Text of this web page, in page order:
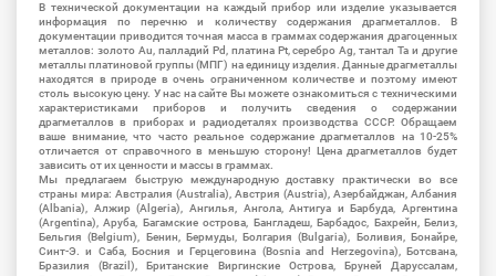
В технической документации на каждый прибор или изделие указывается
информация по перечню и количеству содержания драгметаллов. В
документации приводится точная масса в граммах содержания драгоценных
металлов: золото Au, палладий Pd, платина Pt, серебро Ag, тантал Ta и другие
металлы платиновой группы (МПГ) на единицу изделия. Данные драгметаллы
находятся в природе в очень ограниченном количестве и поэтому имеют
столь высокую цену. У нас на сайте Вы можете ознакомиться с техническими
характеристиками приборов и получить сведения о содержании
драгметаллов в приборах и радиодеталях производства СССР. Обращаем
ваше внимание, что часто реальное содержание драгметаллов на 10-25%
отличается от справочного в меньшую сторону! Цена драгметаллов будет
зависить от их ценности и массы в граммах.
Мы предлагаем быструю международную доставку практически во все
страны мира: Австралия (Australia), Австрия (Austria), Азербайджан, Албания
(Albania), Алжир (Algeria), Ангилья, Ангола, Антигуа и Барбуда, Аргентина
(Argentina), Аруба, Багамские острова, Бангладеш, Барбадос, Бахрейн, Белиз,
Бельгия (Belgium), Бенин, Бермуды, Болгария (Bulgaria), Боливия, Бонайре,
Синт-Э. и Саба, Босния и Герцеговина (Bosnia and Herzegovina), Ботсвана,
Бразилия (Brazil), Британские Виргинские Острова, Бруней Даруссалам,